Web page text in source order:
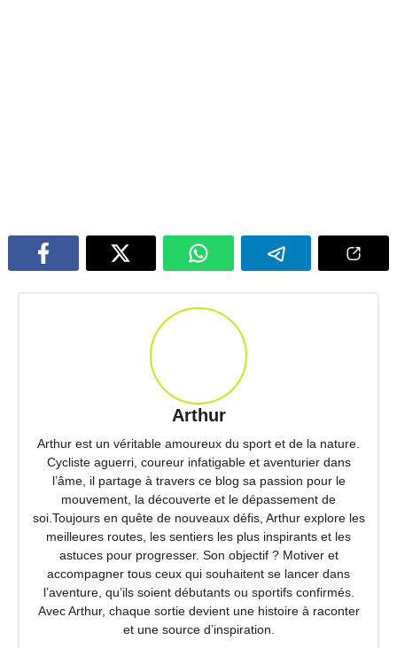
Arthur
Arthur est un véritable amoureux du sport et de la nature.
Cycliste aguerri, coureur infatigable et aventurier dans
l’âme, il partage à travers ce blog sa passion pour le
mouvement, la découverte et le dépassement de
soi.Toujours en quête de nouveaux défis, Arthur explore les
meilleures routes, les sentiers les plus inspirants et les
astuces pour progresser. Son objectif ? Motiver et
accompagner tous ceux qui souhaitent se lancer dans
l’aventure, qu’ils soient débutants ou sportifs confirmés.
Avec Arthur, chaque sortie devient une histoire à raconter
et une source d’inspiration.